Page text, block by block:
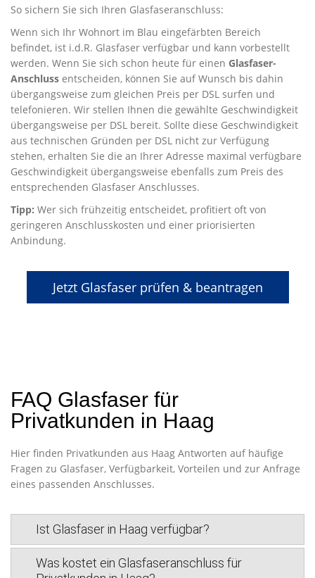
So sichern Sie sich Ihren Glasfaseranschluss:
Wenn sich Ihr Wohnort im Blau eingefärbten Bereich
befindet, ist i.d.R. Glasfaser verfügbar und kann vorbestellt
werden. Wenn Sie sich schon heute für einen Glasfaser-
Anschluss entscheiden, können Sie auf Wunsch bis dahin
übergangsweise zum gleichen Preis per DSL surfen und
telefonieren. Wir stellen Ihnen die gewählte Geschwindigkeit
übergangsweise per DSL bereit. Sollte diese Geschwindigkeit
aus technischen Gründen per DSL nicht zur Verfügung
stehen, erhalten Sie die an Ihrer Adresse maximal verfügbare
Geschwindigkeit übergangsweise ebenfalls zum Preis des
entsprechenden Glasfaser Anschlusses.
Tipp: Wer sich frühzeitig entscheidet, profitiert oft von
geringeren Anschlusskosten und einer priorisierten
Anbindung.
Jetzt Glasfaser prüfen & beantragen
FAQ Glasfaser für
Privatkunden in Haag
Hier finden Privatkunden aus Haag Antworten auf häufige
Fragen zu Glasfaser, Verfügbarkeit, Vorteilen und zur Anfrage
eines passenden Anschlusses.
Ist Glasfaser in Haag verfügbar?
Was kostet ein Glasfaseranschluss für